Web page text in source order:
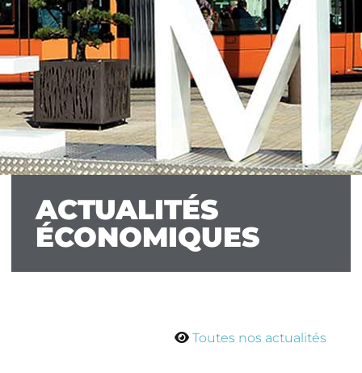
ACTUALITÉS
ÉCONOMIQUES
Toutes nos actualités